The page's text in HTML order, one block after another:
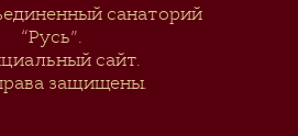
санаторий
“Русь”.
сайт.
защищены.